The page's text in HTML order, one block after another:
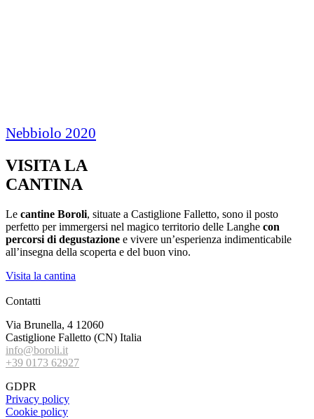
Nebbiolo 2020
VISITA LA
CANTINA
Le cantine Boroli, situate a Castiglione Falletto, sono il posto
perfetto per immergersi nel magico territorio delle Langhe con
percorsi di degustazione e vivere un’esperienza indimenticabile
all’insegna della scoperta e del buon vino.
Visita la cantina
Contatti
Via Brunella, 4 12060
Castiglione Falletto (CN) Italia
info@boroli.it
+39 0173 62927
GDPR
Privacy policy
Cookie policy